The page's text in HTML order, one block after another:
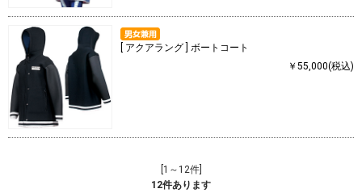
[ アクアラング ] ボートコート
￥55,000(税込)
[1～12件]
12件あります